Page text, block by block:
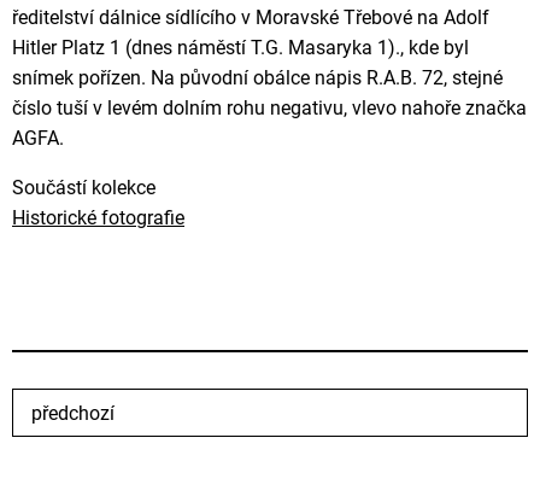
ředitelství dálnice sídlícího v Moravské Třebové na Adolf
Hitler Platz 1 (dnes náměstí T.G. Masaryka 1)., kde byl
snímek pořízen. Na původní obálce nápis R.A.B. 72, stejné
číslo tuší v levém dolním rohu negativu, vlevo nahoře značka
AGFA.
Součástí kolekce
Historické fotografie
předchozí